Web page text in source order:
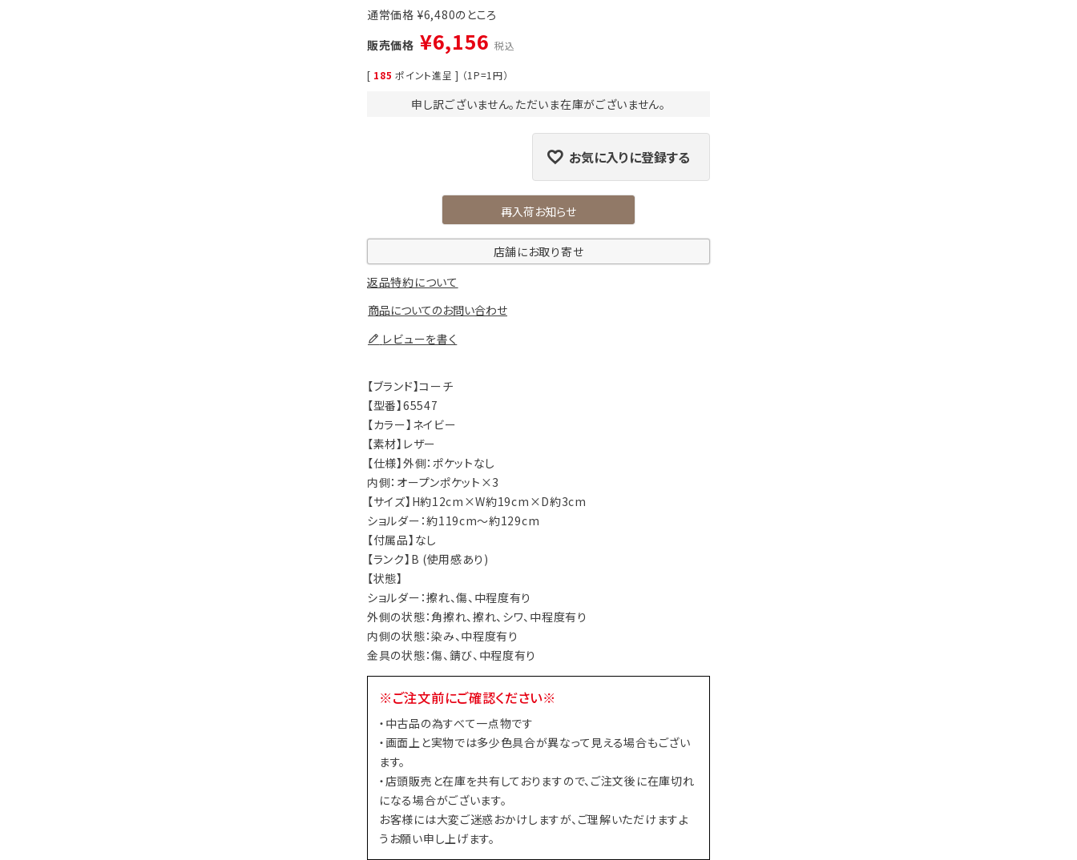
通常価格 ¥6,480
販売価格 ¥6,156 税込
[ 185 ポイント進呈 ] （1P=1円）
申し訳ございません。ただいま在庫がございません。
お気に入りに登録する
再入荷お知らせ
店舗にお取り寄せ
返品特約について
商品についてのお問い合わせ
レビューを書く
【ブランド】コーチ
【型番】65547
【カラー】ネイビー
【素材】レザー
【仕様】外側：ポケットなし
内側：オープンポケット×3
【サイズ】H約12cm×W約19cm×D約3cm
ショルダー：約119cm～約129cm
【付属品】なし
【ランク】B (使用感あり)
【状態】
ショルダー：擦れ、傷、中程度有り
外側の状態：角擦れ、擦れ、シワ、中程度有り
内側の状態：染み、中程度有り
金具の状態：傷、錆び、中程度有り
※ご注文前にご確認ください※
・中古品の為すべて一点物です
・画面上と実物では多少色具合が異なって見える場合もござい
ます。
・店頭販売と在庫を共有しておりますので、ご注文後に在庫切れ
になる場合がございます。
お客様には大変ご迷惑おかけしますが、ご理解いただけますよ
うお願い申し上げます。